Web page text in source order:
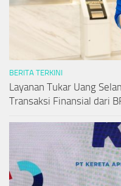
BERITA TERKINI
Layanan Tukar Uang
Transaksi Finansial dari